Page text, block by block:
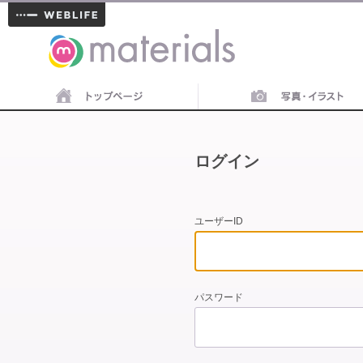
materials
ログイン
ユーザーID
パスワード